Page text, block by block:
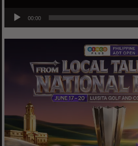
00:00